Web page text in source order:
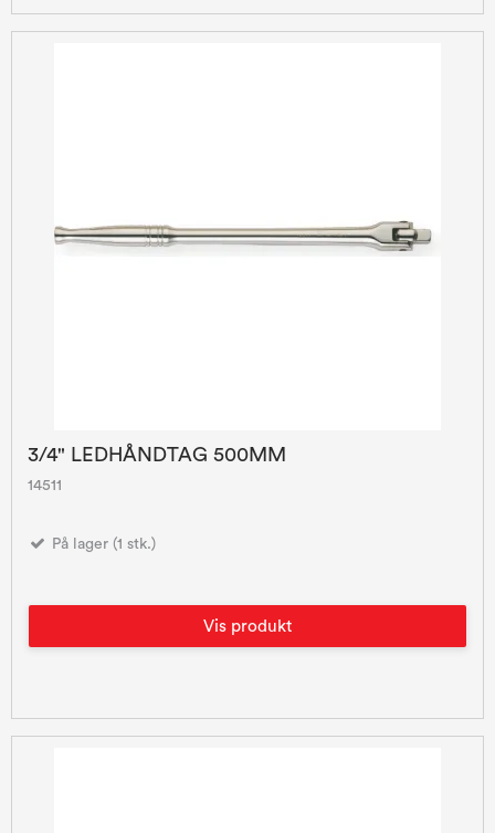
3/4" LEDHÅNDTAG 500MM
14511
På lager (1 stk.)
Vis produkt